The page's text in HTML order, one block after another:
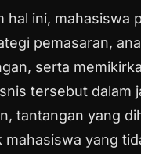
hal ini, mahasiswa
pemasaran,
serta
tersebut dalam
tantangan yang
mahasiswa yang